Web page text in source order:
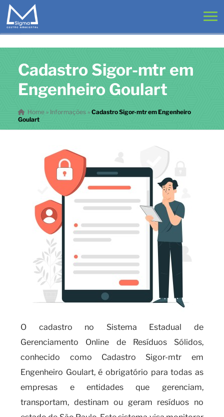
Cadastro Sigor-mtr em
Engenheiro Goulart
Home» Informações » Cadastro Sigor-mtr em Engenheiro
Goulart
O cadastro no Sistema Estadual de
Gerenciamento Online de Resíduos Sólidos,
conhecido como Cadastro Sigor-mtr em
Engenheiro Goulart, é obrigatório para todas as
empresas e entidades que gerenciam,
transportam, destinam ou geram resíduos no